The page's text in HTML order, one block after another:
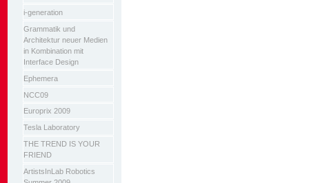
i-generation
Grammatik und
Architektur neuer Medien
in Kombination mit
Interface Design
Ephemera
NCC09
Europrix 2009
Tesla Laboratory
THE TREND IS YOUR
FRIEND
ArtistsInLab Robotics